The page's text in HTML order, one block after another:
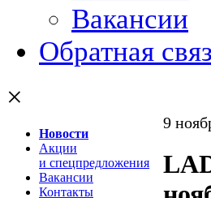
Вакансии
Обратная
×
Новости
Акции
и спецпредложения
Вакансии
Контакты
9